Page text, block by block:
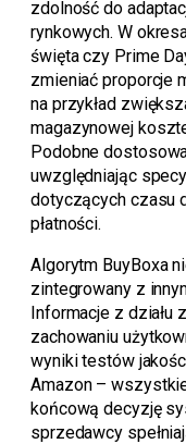
zdolność do
rynkowych. W
święta czy Prime
zmieniać proporcje
na przykład
magazynowej
Podobne
uwzględniając
dotyczących czasu
płatności.
Algorytm BuyBoxa
zintegrowany z
Informacje z działu
zachowaniu
wyniki testów
Amazon –
końcową decyzję
sprzedawcy